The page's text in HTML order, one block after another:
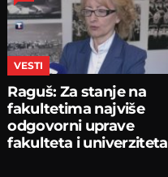
VESTI
Raguš: Za stanje na
fakultetima najviše
odgovorni uprave
fakulteta i univerziteta